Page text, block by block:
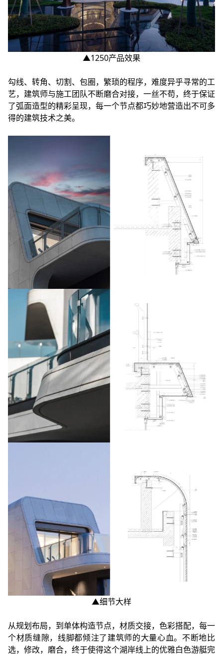
▲1250产品效果
勾线、转角、切割、包圈，繁琐的程序，难度异乎寻常的工
艺，建筑师与施工团队不断磨合对接，一丝不苟，终于保证
了弧面造型的精彩呈现，每一个节点都巧妙地营造出不可多
得的建筑技术之美。
▲细节大样
从规划布局，到单体构造节点，材质交接，色彩搭配，每一
个材质缝隙，线脚都倾注了建筑师的大量心血。不断地比
选，修改，磨合，终于使得这个湖岸线上的优雅白色游艇完